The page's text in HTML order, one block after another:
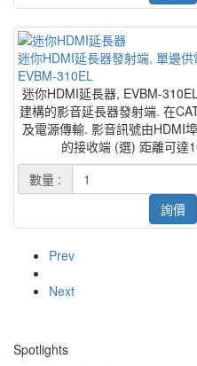
迷你HDMI延長器發射端, 單邊
EVBM-310EL
迷你HDMI延長器, EVBM-
建構的影音延長器發射端. 在
及電源傳輸. 影音訊號由HDMI
的接收端 (選) 距離可達
數量 :
詢價
Prev
Next
Spotlights